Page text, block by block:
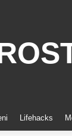
Lifehacks